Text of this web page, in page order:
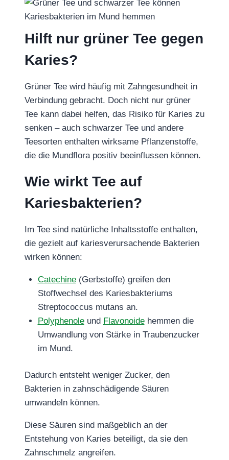
Hilft nur grüner Tee gegen
Karies?
Grüner Tee wird häufig mit Zahngesundheit in
Verbindung gebracht. Doch nicht nur grüner
Tee kann dabei helfen, das Risiko für Karies zu
senken – auch schwarzer Tee und andere
Teesorten enthalten wirksame Pflanzenstoffe,
die die Mundflora positiv beeinflussen können.
Wie wirkt Tee auf
Kariesbakterien?
Im Tee sind natürliche Inhaltsstoffe enthalten,
die gezielt auf kariesverursachende Bakterien
wirken können:
Catechine(Gerbstoffe) greifen den
Stoffwechsel des Kariesbakteriums
Streptococcus mutans an.
Polyphenoleund Flavonoidehemmen die
Umwandlung von Stärke in Traubenzucker
im Mund.
Dadurch entsteht weniger Zucker, den
Bakterien in zahnschädigende Säuren
umwandeln können.
Diese Säuren sind maßgeblich an der
Entstehung von Karies beteiligt, da sie den
Zahnschmelz angreifen.